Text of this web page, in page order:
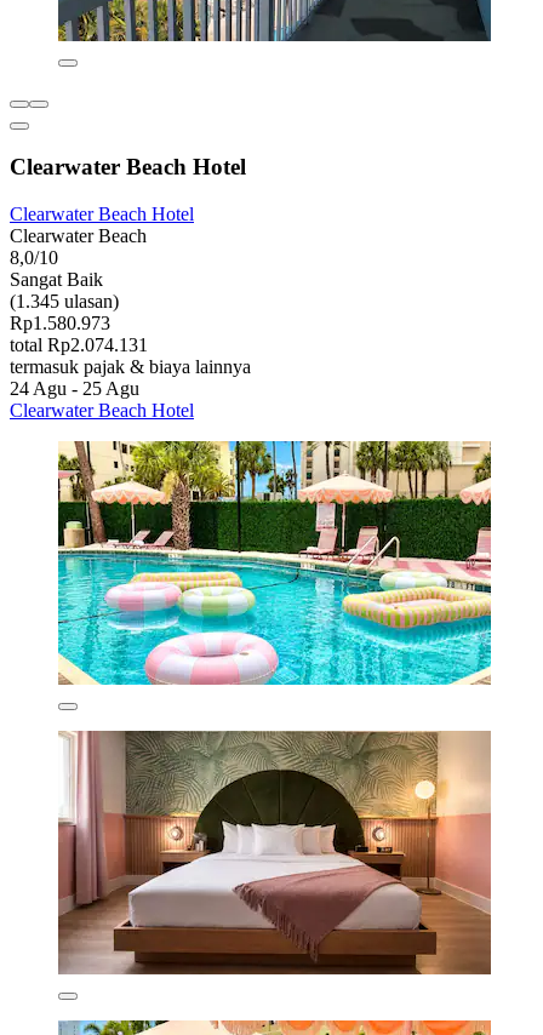
Clearwater Beach Hotel
Clearwater Beach Hotel
Clearwater Beach
8,0/10
Sangat Baik
(1.345 ulasan)
Rp1.580.973
total Rp2.074.131
termasuk pajak & biaya lainnya
24 Agu - 25 Agu
Clearwater Beach Hotel